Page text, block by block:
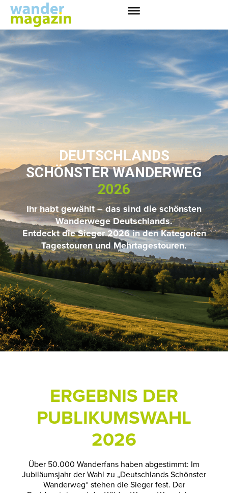
DEUTSCHLANDS
SCHÖNSTER WANDERWEG
2026
Ihr habt gewählt – das sind die schönsten
Wanderwege Deutschlands.
Entdeckt die Sieger 2026 in den Kategorien
Tagestouren und Mehrtagestouren.
ERGEBNIS DER
PUBLIKUMSWAHL
2026
Über 50.000 Wanderfans haben abgestimmt: Im
Jubiläumsjahr der Wahl zu „Deutschlands Schönster
Wanderweg“ stehen die Sieger fest. Der